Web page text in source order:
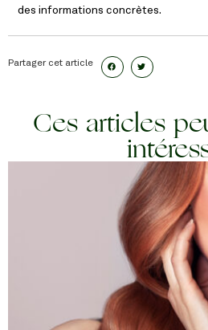
des informations concrètes.
Partager cet article
Ces articles